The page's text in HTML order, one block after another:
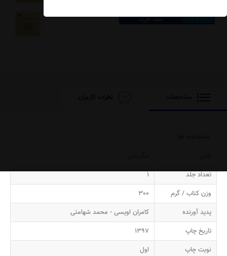
سبد خرید
تعداد جلد
1
وزن کتاب / گرم
300
پدید آورنده
کامران اویسی - محمد شهامتی
تاریخ چاپ
1397
نوبت چاپ
اول